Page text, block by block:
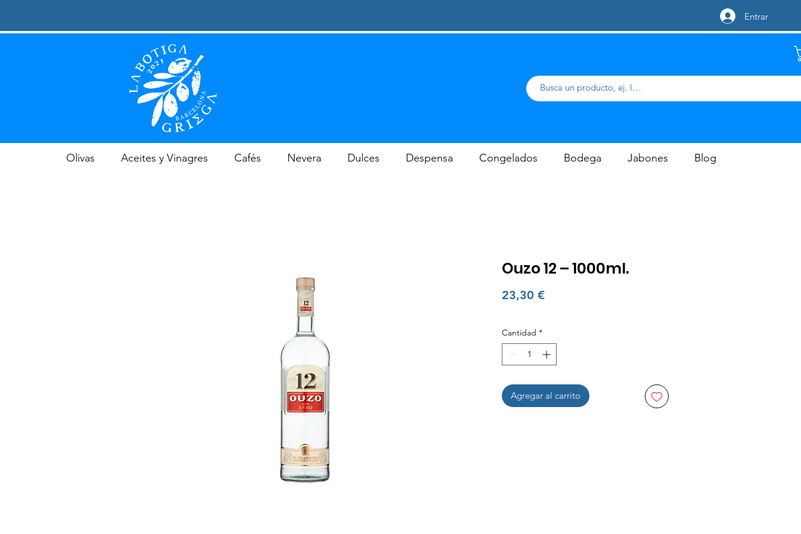
Entrar
Olivas Aceites y Vinagres Cafés Nevera Dulces Despensa Congelados Bodega Jabones Blog
Ouzo 12 – 1000ml.
23,30 €Precio
Cantidad *
Agregar al carrito